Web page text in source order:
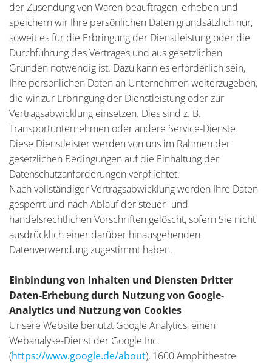
der Zusendung von Waren beauftragen, erheben und
speichern wir Ihre persönlichen Daten grundsätzlich nur,
soweit es für die Erbringung der Dienstleistung oder die
Durchführung des Vertrages und aus gesetzlichen
Gründen notwendig ist. Dazu kann es erforderlich sein,
Ihre persönlichen Daten an Unternehmen weiterzugeben,
die wir zur Erbringung der Dienstleistung oder zur
Vertragsabwicklung einsetzen. Dies sind z. B.
Transportunternehmen oder andere Service-Dienste.
Diese Dienstleister werden von uns im Rahmen der
gesetzlichen Bedingungen auf die Einhaltung der
Datenschutzanforderungen verpflichtet.
Nach vollständiger Vertragsabwicklung werden Ihre Daten
gesperrt und nach Ablauf der steuer- und
handelsrechtlichen Vorschriften gelöscht, sofern Sie nicht
ausdrücklich einer darüber hinausgehenden
Datenverwendung zugestimmt haben.
Einbindung von Inhalten und Diensten Dritter
Daten-Erhebung durch Nutzung von Google-
Analytics und Nutzung von Cookies
Unsere Website benutzt Google Analytics, einen
Webanalyse-Dienst der Google Inc.
(https://www.google.de/about), 1600 Amphitheatre